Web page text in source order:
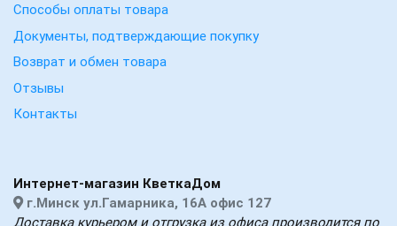
Способы оплаты товара
Документы, подтверждающие покупку
Возврат и обмен товара
Отзывы
Контакты
Интернет-магазин КветкаДом
г.Минск ул.Гамарника, 16А офис 127
Доставка курьером и отгрузка из офиса производится по